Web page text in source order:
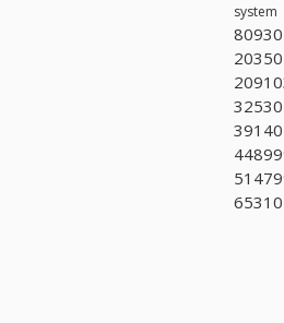
system